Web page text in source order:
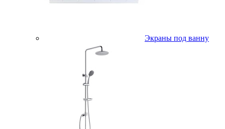
Экраны под ванну